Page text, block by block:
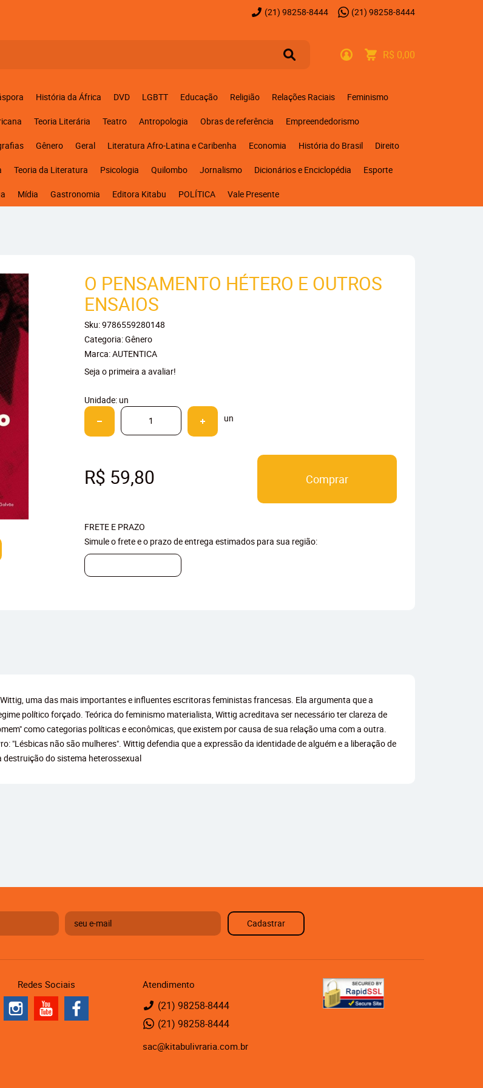
(21) 98258-8444 (21) 98258-8444
R$ 0,00
História da África DVD LGBTT Educação Religião Relações Raciais Feminismo
Teoria Literária Teatro Antropologia Obras de referência Empreendedorismo
Gênero Geral Literatura Afro-Latina e Caribenha Economia História do Brasil Direito
Teoria da Literatura Psicologia Quilombo Jornalismo Dicionários e Enciclopédia Esporte
Mídia Gastronomia Editora Kitabu POLÍTICA Vale Presente
O PENSAMENTO HÉTERO E OUTROS
ENSAIOS
Sku:9786559280148
Categoria:Gênero
Marca:AUTENTICA
Seja o primeira a avaliar!
Unidade: un
un
R$ 59,80 Comprar
FRETE E PRAZO
Simule o frete e o prazo de entrega estimados para sua região:
uma das mais importantes e influentes escritoras feministas francesas. Ela argumenta que a
político forçado. Teórica do feminismo materialista, Wittig acreditava ser necessário ter clareza de
como categorias políticas e econômicas, que existem por causa de sua relação uma com a outra.
"Lésbicas não são mulheres". Wittig defendia que a expressão da identidade de alguém e a liberação de
destruição do sistema heterossexual
Cadastrar
Redes Sociais Atendimento
(21) 98258-8444
(21) 98258-8444
sac@kitabulivraria.com.br